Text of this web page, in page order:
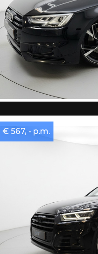
€ 567, - p.m.